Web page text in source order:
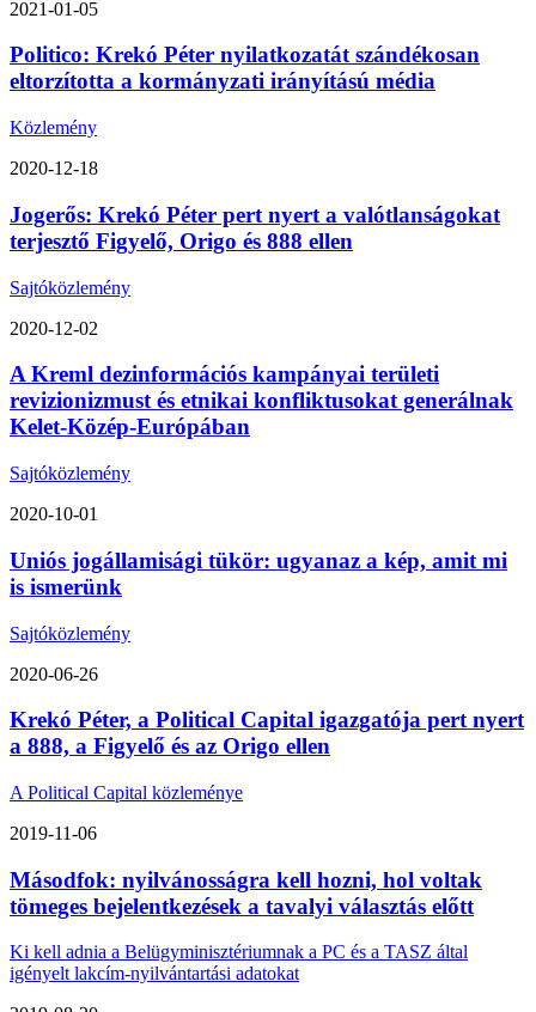
2021-01-05
Politico: Krekó Péter nyilatkozatát szándékosan
eltorzította a kormányzati irányítású média
Közlemény
2020-12-18
Jogerős: Krekó Péter pert nyert a valótlanságokat
terjesztő Figyelő, Origo és 888 ellen
Sajtóközlemény
2020-12-02
A Kreml dezinformációs kampányai területi
revizionizmust és etnikai konfliktusokat generálnak
Kelet-Közép-Európában
Sajtóközlemény
2020-10-01
Uniós jogállamisági tükör: ugyanaz a kép, amit mi
is ismerünk
Sajtóközlemény
2020-06-26
Krekó Péter, a Political Capital igazgatója pert nyert
a 888, a Figyelő és az Origo ellen
A Political Capital közleménye
2019-11-06
Másodfok: nyilvánosságra kell hozni, hol voltak
tömeges bejelentkezések a tavalyi választás előtt
Ki kell adnia a Belügyminisztériumnak a PC és a TASZ által
igényelt lakcím-nyilvántartási adatokat